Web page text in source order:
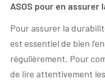
ASOS pour en assurer
Pour assurer la
est essentiel de bien
régulièrement. Pour
de lire attentivement